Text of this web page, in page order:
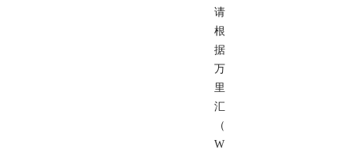
请
根
据
万
里
汇
（
W